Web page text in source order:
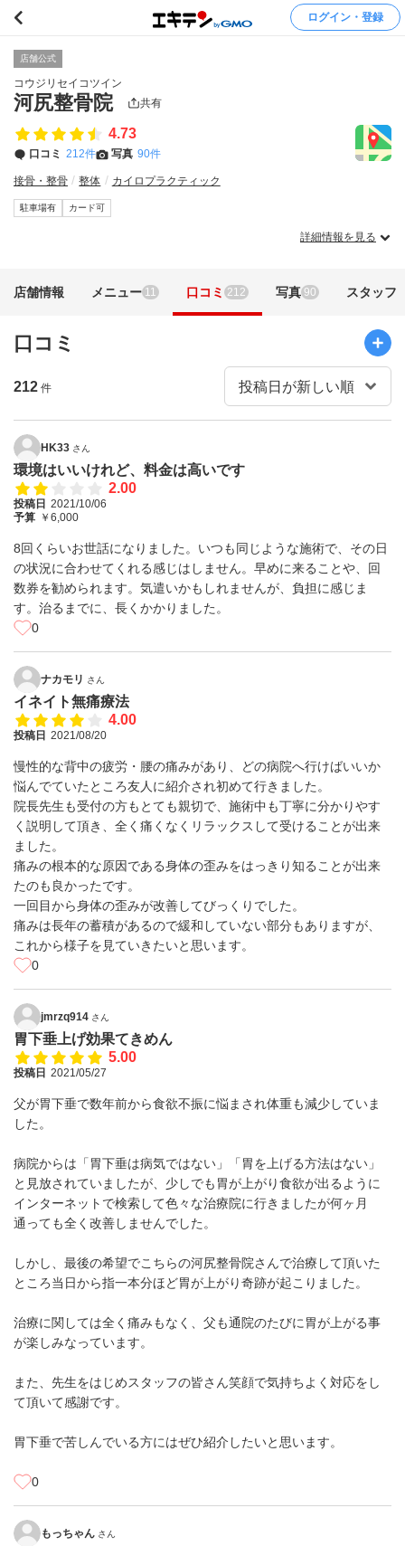
ログイン・登録
店舗公式
コウジリセイコツイン
河尻整骨院 共有
4.73
口コミ 212件 写真 90件
接骨・整骨 整体 カイロプラクティック
駐車場有 カード可
詳細情報を見る
店舗情報 メニュー 11 口コミ 212 写真 90 スタッフ
口コミ
212 件
HK33 さん
環境はいいけれど、料金は高いです
2.00
投稿日 2021/10/06
予算 ￥6,000
8回くらいお世話になりました。いつも同じような施術で、その日
の状況に合わせてくれる感じはしません。早めに来ることや、回
数券を勧められます。気遣いかもしれませんが、負担に感じま
す。治るまでに、長くかかりました。
0
ナカモリ さん
イネイト無痛療法
4.00
投稿日 2021/08/20
慢性的な背中の疲労・腰の痛みがあり、どの病院へ行けばいいか
悩んでていたところ友人に紹介され初めて行きました。
院長先生も受付の方もとても親切で、施術中も丁寧に分かりやす
く説明して頂き、全く痛くなくリラックスして受けることが出来
ました。
痛みの根本的な原因である身体の歪みをはっきり知ることが出来
たのも良かったです。
一回目から身体の歪みが改善してびっくりでした。
痛みは長年の蓄積があるので緩和していない部分もありますが、
これから様子を見ていきたいと思います。
0
jmrzq914 さん
胃下垂上げ効果てきめん
5.00
投稿日 2021/05/27
父が胃下垂で数年前から食欲不振に悩まされ体重も減少していま
した。
病院からは「胃下垂は病気ではない」「胃を上げる方法はない」
と見放されていましたが、少しでも胃が上がり食欲が出るように
インターネットで検索して色々な治療院に行きましたが何ヶ月
通っても全く改善しませんでした。
しかし、最後の希望でこちらの河尻整骨院さんで治療して頂いた
ところ当日から指一本分ほど胃が上がり奇跡が起こりました。
治療に関しては全く痛みもなく、父も通院のたびに胃が上がる事
が楽しみなっています。
また、先生をはじめスタッフの皆さん笑顔で気持ちよく対応をし
て頂いて感謝です。
胃下垂で苦しんでいる方にはぜひ紹介したいと思います。
0
もっちゃん さん